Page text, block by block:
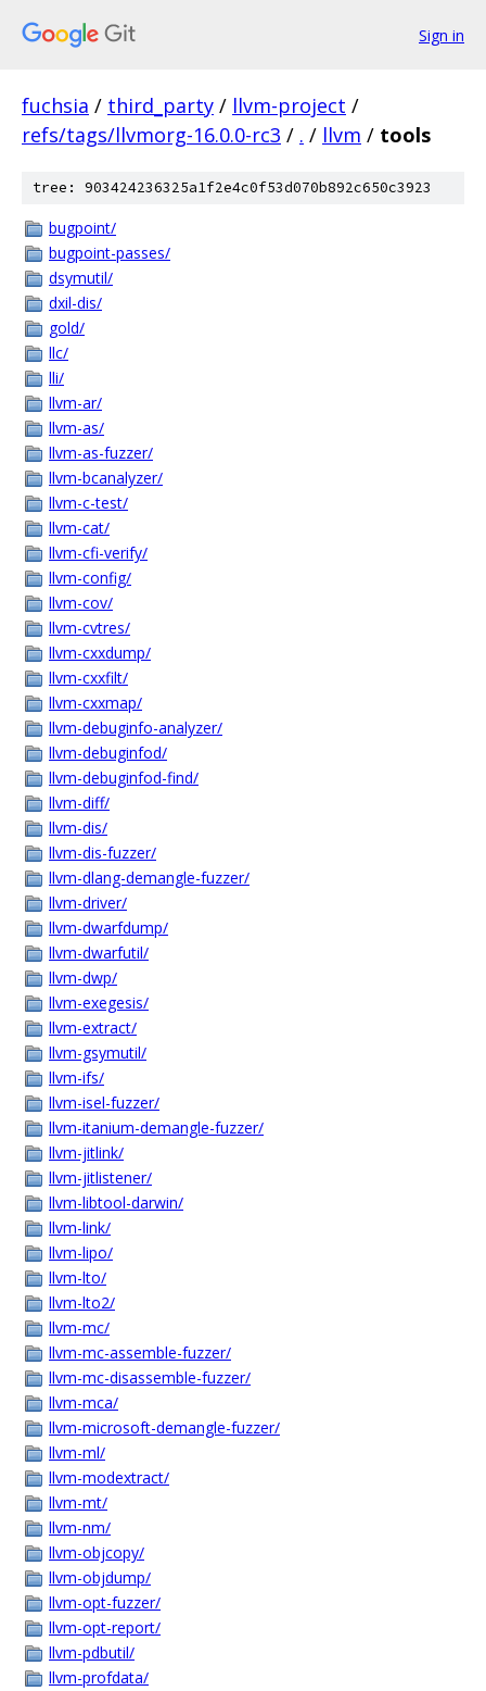
Sign in
fuchsia / third_party / llvm-project /
refs/tags/llvmorg-16.0.0-rc3 / . / llvm / tools
tree: 903424236325a1f2e4c0f53d070b892c650c3923
bugpoint/
bugpoint-passes/
dsymutil/
dxil-dis/
gold/
llc/
lli/
llvm-ar/
llvm-as/
llvm-as-fuzzer/
llvm-bcanalyzer/
llvm-c-test/
llvm-cat/
llvm-cfi-verify/
llvm-config/
llvm-cov/
llvm-cvtres/
llvm-cxxdump/
llvm-cxxfilt/
llvm-cxxmap/
llvm-debuginfo-analyzer/
llvm-debuginfod/
llvm-debuginfod-find/
llvm-diff/
llvm-dis/
llvm-dis-fuzzer/
llvm-dlang-demangle-fuzzer/
llvm-driver/
llvm-dwarfdump/
llvm-dwarfutil/
llvm-dwp/
llvm-exegesis/
llvm-extract/
llvm-gsymutil/
llvm-ifs/
llvm-isel-fuzzer/
llvm-itanium-demangle-fuzzer/
llvm-jitlink/
llvm-jitlistener/
llvm-libtool-darwin/
llvm-link/
llvm-lipo/
llvm-lto/
llvm-lto2/
llvm-mc/
llvm-mc-assemble-fuzzer/
llvm-mc-disassemble-fuzzer/
llvm-mca/
llvm-microsoft-demangle-fuzzer/
llvm-ml/
llvm-modextract/
llvm-mt/
llvm-nm/
llvm-objcopy/
llvm-objdump/
llvm-opt-fuzzer/
llvm-opt-report/
llvm-pdbutil/
llvm-profdata/